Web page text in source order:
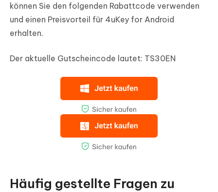
können Sie den folgenden Rabattcode verwenden
und einen Preisvorteil für 4uKey for Android
erhalten.
Der aktuelle Gutscheincode lautet: TS30EN
Häufig gestellte Fragen zu